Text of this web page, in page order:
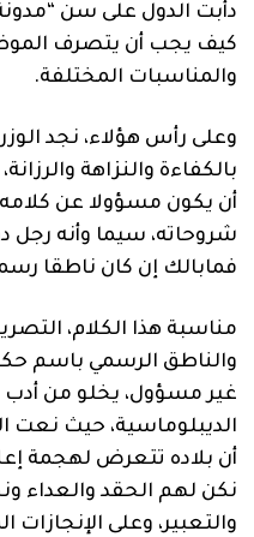
دأبت الدول على سن
كيف يجب أن يتصرف
والمناسبات المختلفة.
وعلى رأس هؤلاء، نجد
بالكفاءة والنزاهة
أن يكون مسؤولا عن كلامه،
شروحاته، سيما وأنه رجل
فمابالك إن كان ناطقا
مناسبة هذا الكلام،
والناطق الرسمي باسم
غير مسؤول، يخلو من أدب
الديبلوماسية، حيث نعت
أن بلاده تتعرض لهجمة
نكن لهم الحقد والعداء
والتعبير، وعلى